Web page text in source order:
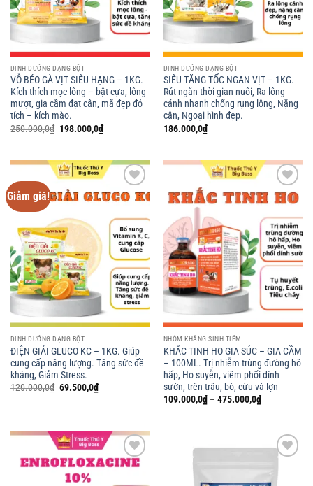
DINH DƯỠNG DẠNG BỘT
VỖ BÉO GÀ VỊT SIÊU HẠNG – 1KG.
Kích thích mọc lông – bật cựa, lông
mượt, gia cầm đạt cân, mã đẹp đỏ
tích – kích mào.
250.000,0₫ Giá
198.000,0₫Giá
hiện
198.000,0₫.
DINH DƯỠNG DẠNG BỘT
SIÊU TĂNG TỐC NGAN VỊT – 1KG.
Rút ngắn thời gian nuôi, Ra lông
cánh nhanh chống rụng lông, Nặng
cân, Ngoại hình đẹp.
186.000,0₫
Giảm giá!
Add to
wishlist
DINH DƯỠNG DẠNG BỘT
ĐIỆN GIẢI GLUCO KC – 1KG. Giúp
cung cấp năng lượng. Tăng sức đề
kháng, Giảm Stress.
120.000,0₫ Giá
69.500,0₫Giá
hiện
Add to
wishlist
NHÓM KHÁNG SINH TIÊM
KHẮC TINH HO GIA SÚC – GIA CẦM
– 100ML. Trị nhiễm trùng đường hô
hấp, Ho suyễn, viêm phổi dính
sườn, trên trâu, bò, cừu và lợn
109.000,0₫ – 475.000,0₫Khoảng
giá:
475.000,0₫
Add to
wishlist